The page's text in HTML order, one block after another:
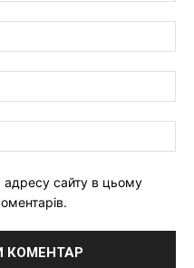
адресу сайту в цьому